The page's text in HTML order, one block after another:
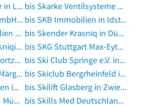
Skalp Friseur in Lübeck
bis Skarke Ventilsysteme Herstellung und Vertrieb in Rimbach, Odenwald
SKARPETA GmbH in Ulm, Donau
bis SKB Immobilien in Idstein
SKB Immobilien Gröditz - Hausverwaltung, Immobilienmakler, Hausmeisterdienstleistung in Gröditz bei Riesa
bis Skender Krasniq in Düsseldorf
Skender Krasniqi in Frankenthal, Pfalz
bis SKG Stuttgart Max-Eyth-See 1898 e.V. Vereinsgaststätte in Stuttgart
SKG-Treff Sportzentrum in Stockstadt am Rhein
bis Ski Club Springe e.V. in Springe am Deister
Ski-Club St. Märgen e.V. in Sankt Märgen
bis Skiclub Bergrheinfeld in Bergrheinfeld
Skiclub-Binzen in Eimeldingen
bis Skilift Glasberg in Zwiesel
Skilift-GmbH Münstertal-Wieden in Münstertal, Schwarzwald
bis Skills Med Deutschland GmbH in Nürnberg, Mittelfranken